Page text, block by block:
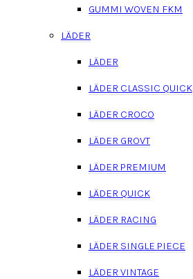
GUMMI WOVEN FKM
LÄDER
LÄDER
LÄDER CLASSIC QUICK
LÄDER CROCO
LÄDER GROVT
LÄDER PREMIUM
LÄDER QUICK
LÄDER RACING
LÄDER SINGLE PIECE
LÄDER VINTAGE